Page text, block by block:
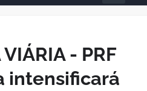
- PRF
intensificará